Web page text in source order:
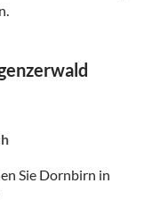
Sie Dornbirn in